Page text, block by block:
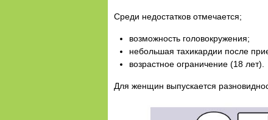
Среди недостатков отмечается;
возможность головокружения;
небольшая тахикардии после
возрастное ограничение (18 лет).
Для женщин выпускается